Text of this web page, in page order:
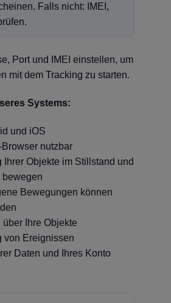
Falls nicht: IMEI,
Port und IMEI einstellen, um
mit dem Tracking zu starten.
Systems:
und iOS
nutzbar
Ihrer Objekte im Stillstand und
Bewegungen können
Ihre Objekte
von Ereignissen
Daten und Ihres Konto